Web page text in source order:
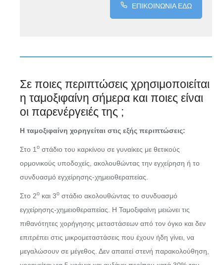
ΕΠΙΚΟΙΝΩΝΙΑ ΕΔΩ
Σε ποιες περιπτώσεις χρησιμοποιείται
η ταμοξιφαίνη σήμερα και ποιες είναι
οι παρενέργειές της ;
Η ταμοξιφαίνη χορηγείται στις εξής περιπτώσεις:
Στο 1 ο στάδιο του καρκίνου σε γυναίκες με θετικούς
ορμονικούς υποδοχείς, ακολουθώντας την εγχείρηση ή το
συνδυασμό εγχείρησης-χημειοθεραπείας.
Στο 2ο και 3ο στάδιο ακολουθώντας το συνδυασμό
εγχείρησης-χημειοθεραπείας. Η Ταμοξιφαίνη μειώνει τις
πιθανότητες χορήγησης μεταστάσεων από τον όγκο και δεν
επιτρέπει στις μικρομεταστάσεις που έχουν ήδη γίνει, να
μεγαλώσουν σε μέγεθος. Δεν απαιτεί στενή παρακολούθηση,